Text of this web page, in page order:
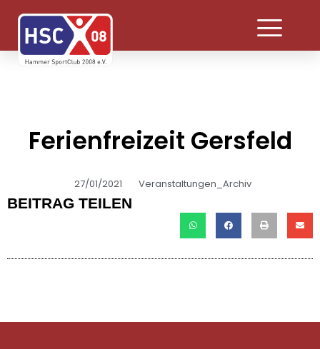
Ferienfreizeit Gersfeld
27/01/2021 Veranstaltungen_Archiv
BEITRAG TEILEN